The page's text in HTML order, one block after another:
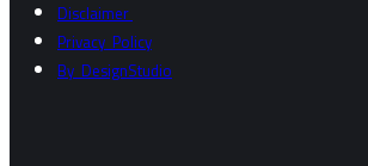
Disclaimer
Privacy Policy
By DesignStudio